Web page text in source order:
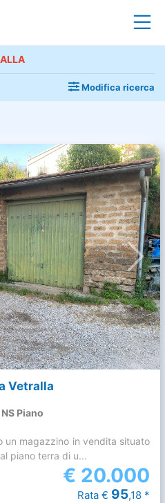
Modifica ricerca
Vetralla
NS Piano
un magazzino in vendita situato
piano terra di u...
€ 20.000
Rata € 95,18 *